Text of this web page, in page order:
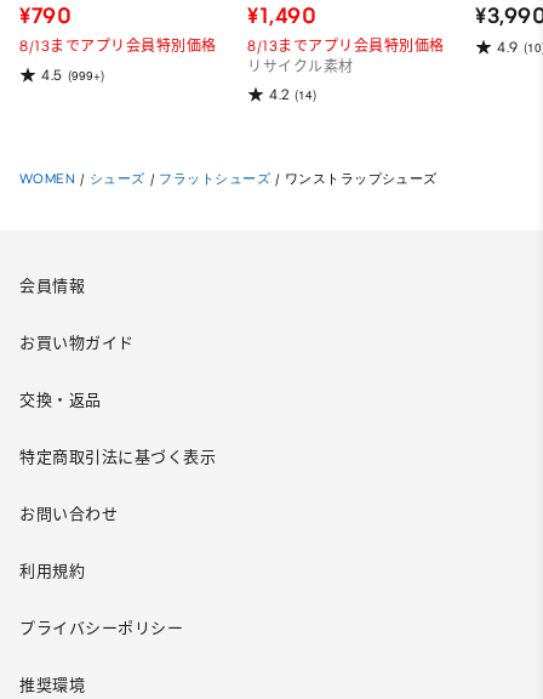
¥790
8/13までアプリ会員特別価格
4.5 (999+)
¥1,490
8/13までアプリ会員特別価格
リサイクル素材
4.2 (14)
ーパー
ット）
4.9
WOMEN / シューズ / フラットシューズ / ワンストラップシューズ
会員情報
お買い物ガイド
交換・返品
特定商取引法に基づく表示
お問い合わせ
利用規約
プライバシーポリシー
推奨環境